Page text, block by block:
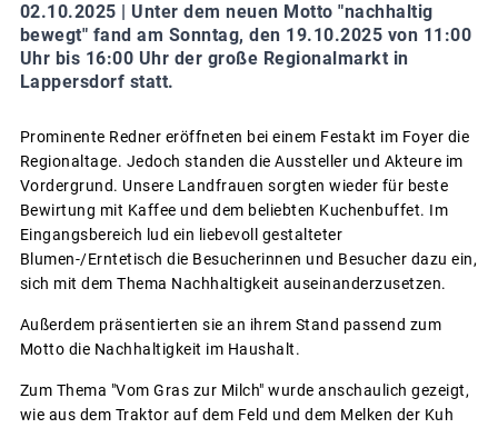
02.10.2025 | Unter dem neuen Motto "nachhaltig
bewegt" fand am Sonntag, den 19.10.2025 von 11:00
Uhr bis 16:00 Uhr der große Regionalmarkt in
Lappersdorf statt.
Prominente Redner eröffneten bei einem Festakt im Foyer die
Regionaltage. Jedoch standen die Aussteller und Akteure im
Vordergrund. Unsere Landfrauen sorgten wieder für beste
Bewirtung mit Kaffee und dem beliebten Kuchenbuffet. Im
Eingangsbereich lud ein liebevoll gestalteter
Blumen-/Erntetisch die Besucherinnen und Besucher dazu ein,
sich mit dem Thema Nachhaltigkeit auseinanderzusetzen.
Außerdem präsentierten sie an ihrem Stand passend zum
Motto die Nachhaltigkeit im Haushalt.
Zum Thema "Vom Gras zur Milch" wurde anschaulich gezeigt,
wie aus dem Traktor auf dem Feld und dem Melken der Kuh